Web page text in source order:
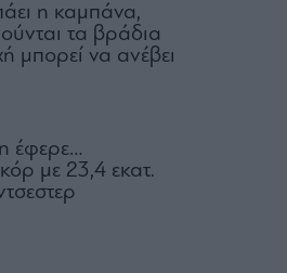
η καμπάνα,
τα βράδια
μπορεί να ανέβει
έφερε…
με 23,4 εκατ.